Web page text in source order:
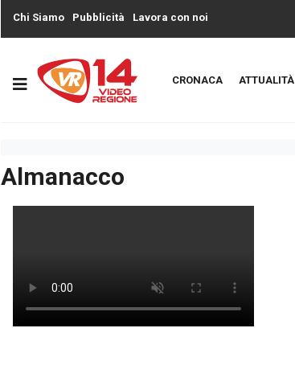
Chi Siamo Pubblicità Lavora con noi
CRONACA ATTUALITÀ
Almanacco